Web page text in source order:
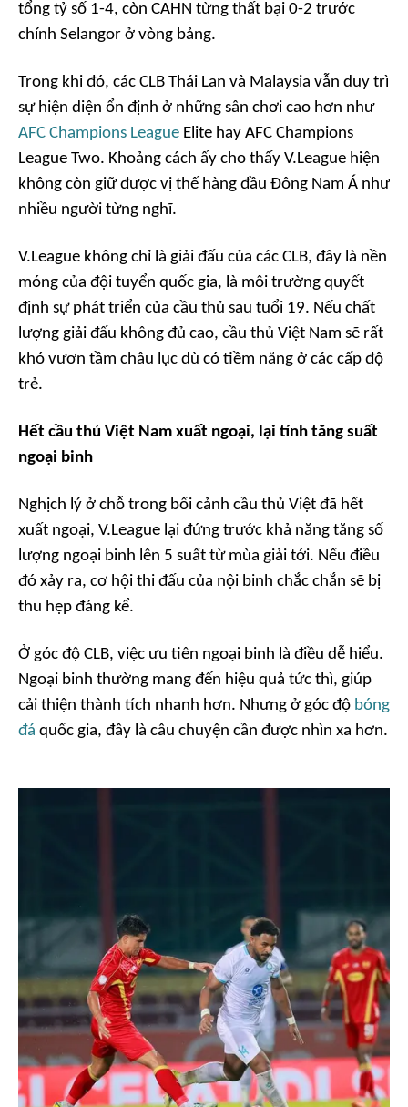
tổng tỷ số 1-4, còn CAHN từng thất bại 0-2 trước
chính Selangor ở vòng bảng.
Trong khi đó, các CLB Thái Lan và Malaysia vẫn duy trì
sự hiện diện ổn định ở những sân chơi cao hơn như
AFC Champions League Elite hay AFC Champions
League Two. Khoảng cách ấy cho thấy V.League hiện
không còn giữ được vị thế hàng đầu Đông Nam Á như
nhiều người từng nghĩ.
V.League không chỉ là giải đấu của các CLB, đây là nền
móng của đội tuyển quốc gia, là môi trường quyết
định sự phát triển của cầu thủ sau tuổi 19. Nếu chất
lượng giải đấu không đủ cao, cầu thủ Việt Nam sẽ rất
khó vươn tầm châu lục dù có tiềm năng ở các cấp độ
trẻ.
Hết cầu thủ Việt Nam xuất ngoại, lại tính tăng suất
ngoại binh
Nghịch lý ở chỗ trong bối cảnh cầu thủ Việt đã hết
xuất ngoại, V.League lại đứng trước khả năng tăng số
lượng ngoại binh lên 5 suất từ mùa giải tới. Nếu điều
đó xảy ra, cơ hội thi đấu của nội binh chắc chắn sẽ bị
thu hẹp đáng kể.
Ở góc độ CLB, việc ưu tiên ngoại binh là điều dễ hiểu.
Ngoại binh thường mang đến hiệu quả tức thì, giúp
cải thiện thành tích nhanh hơn. Nhưng ở góc độ bóng
đá quốc gia, đây là câu chuyện cần được nhìn xa hơn.